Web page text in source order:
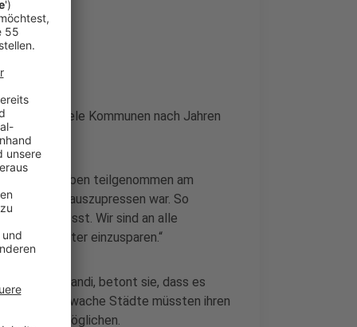
dass viele Kommunen nach Jahren
Wir haben teilgenommen am
was noch auszupressen war. So
ausgepresst. Wir sind an alle
nichts weiter einzusparen.“
José Narciandi, betont sie, dass es
finanzschwache Städte müssten ihren
ermöglichen.